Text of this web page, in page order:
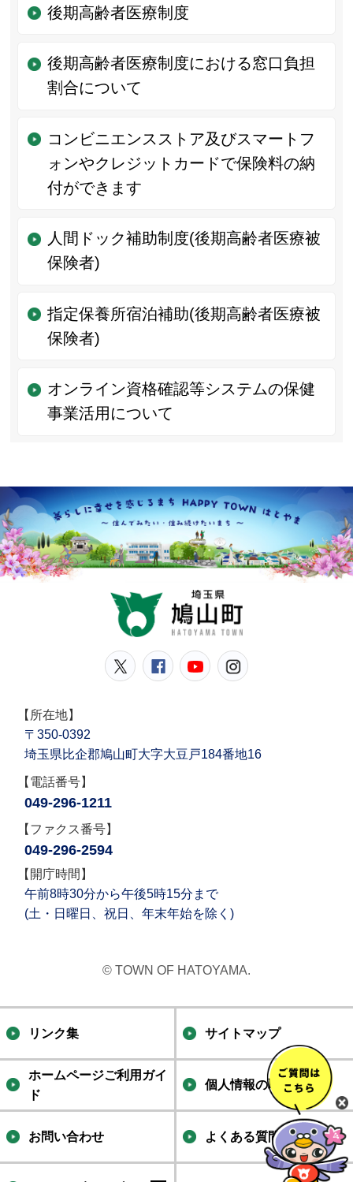
後期高齢者医療制度
後期高齢者医療制度における窓口負担
割合について
コンビニエンスストア及びスマートフ
ォンやクレジットカードで保険料の納
付ができます
人間ドック補助制度(後期高齢者医療被
保険者)
指定保養所宿泊補助(後期高齢者医療被
保険者)
オンライン資格確認等システムの保健
事業活用について
鳩山町公式Twitter
鳩山町公式Facebook
鳩山町公式
【所在地】
〒350-0392
埼玉県比企郡鳩山町大字大豆戸184番地16
【電話番号】
049-296-1211
【ファクス番号】
049-296-2594
【開庁時間】
午前8時30分から午後5時15分まで
(土・日曜日、祝日、年末年始を除く)
© TOWN OF HATOYAMA.
リンク集 サイトマップ
ホームページご利用ガイ
ド
個人情報の取り扱い
お問い合わせ よくある質問集